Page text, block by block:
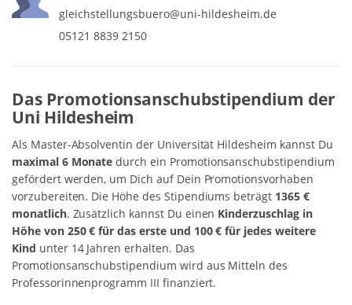
gleichstellungsbuero@uni-hildesheim.de
05121 8839 2150
Das Promotionsanschubstipendium der
Uni Hildesheim
Als Master-Absolventin der Universität Hildesheim kannst Du
maximal 6 Monate durch ein Promotionsanschubstipendium
gefördert werden, um Dich auf Dein Promotionsvorhaben
vorzubereiten. Die Höhe des Stipendiums beträgt 1365 €
monatlich. Zusätzlich kannst Du einen Kinderzuschlag in
Höhe von 250 € für das erste und 100 € für jedes weitere
Kind unter 14 Jahren erhalten. Das
Promotionsanschubstipendium wird aus Mitteln des
Professorinnenprogramm III finanziert.